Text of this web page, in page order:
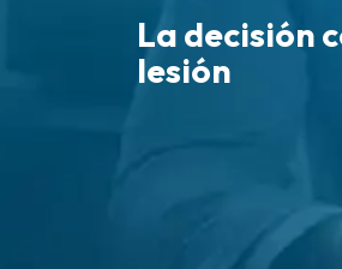
La decisión
lesión